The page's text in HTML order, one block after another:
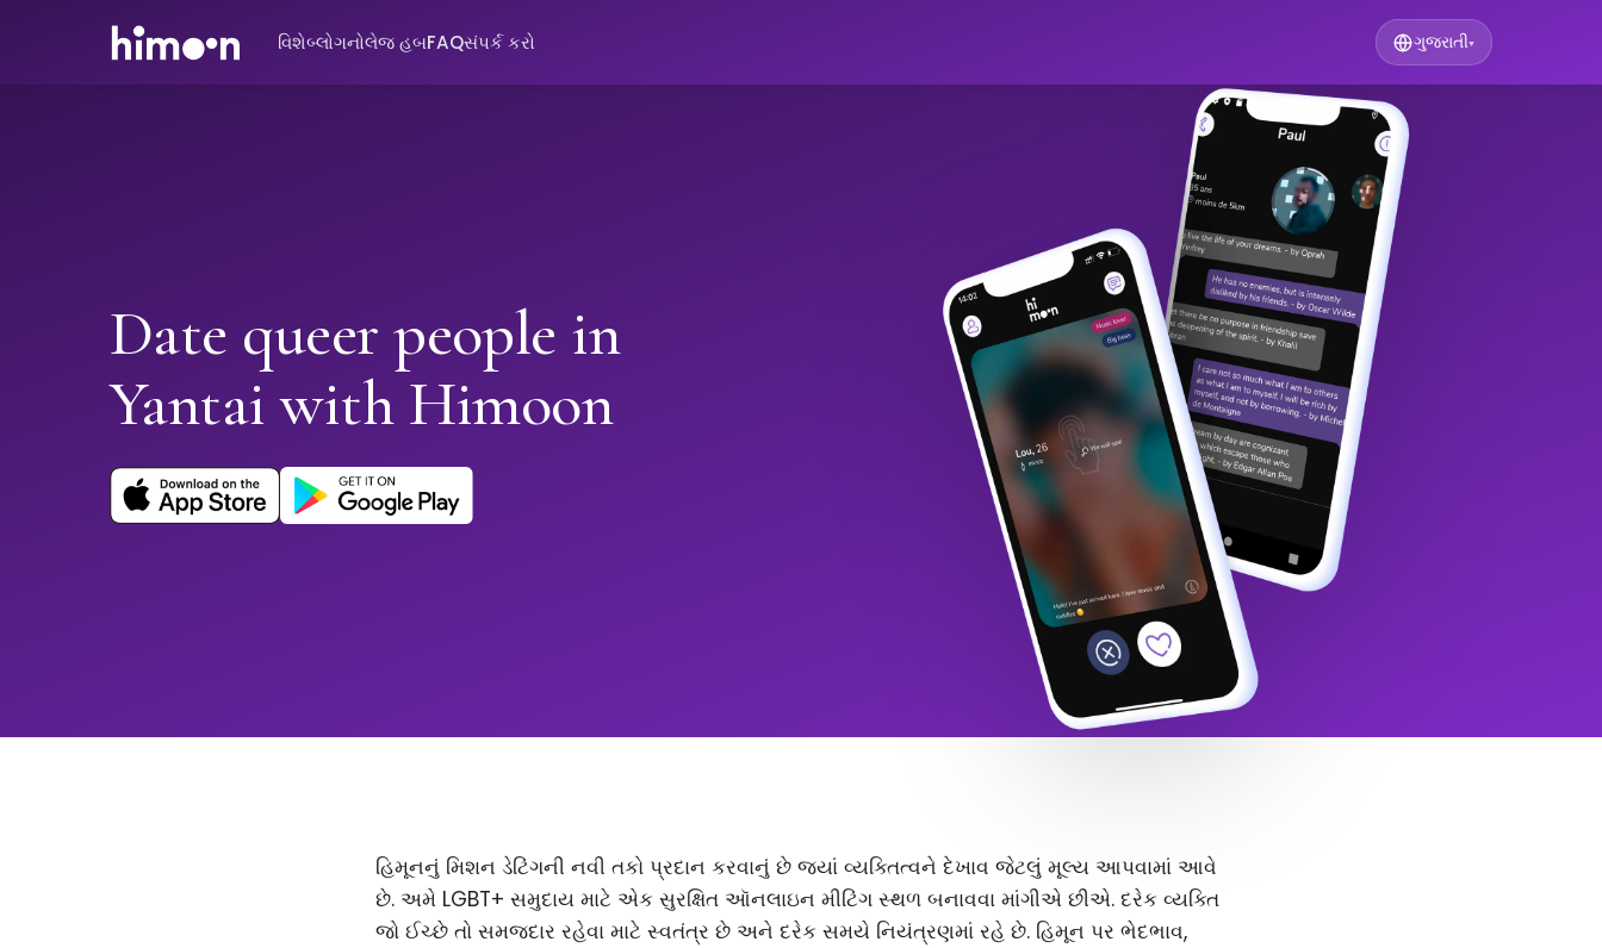
વિશેબ્લોગનોલેજ હબFAQસંપર્ક કરો ગુજરાતી▾
Date queer people in
Yantai with Himoon
હિમૂનનું મિશન ડેટિંગની નવી તકો પ્રદાન કરવાનું છે જ્યાં વ્યક્તિત્વને દેખાવ જેટલું મૂલ્ય આપવામાં આવે
છે. અમે LGBT+ સમુદાય માટે એક સુરક્ષિત ઑનલાઇન મીટિંગ સ્થળ બનાવવા માંગીએ છીએ. દરેક વ્યક્તિ
જો ઈચ્છે તો સમજદાર રહેવા માટે સ્વતંત્ર છે અને દરેક સમયે નિયંત્રણમાં રહે છે. હિમૂન પર ભેદભાવ,